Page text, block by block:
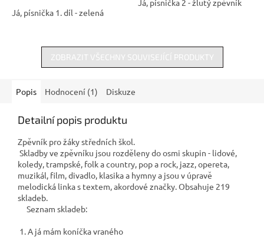
Já, písnička 1. díl - zelená
hvězdiček.
Já, písnička 2 - žlutý zpěvník
ZOBRAZIT VŠECHNY SOUVISEJÍCÍ PRODUKTY
Popis Hodnocení (1) Diskuze
Detailní popis produktu
Zpěvník pro žáky středních škol.
Skladby ve zpěvníku jsou rozděleny do osmi skupin - lidové,
koledy, trampské, folk a country, pop a rock, jazz, opereta,
muzikál, film, divadlo, klasika a hymny a jsou v úpravě
melodická linka s textem, akordové značky. Obsahuje 219
skladeb.
Seznam skladeb:
1. A já mám koníčka vraného